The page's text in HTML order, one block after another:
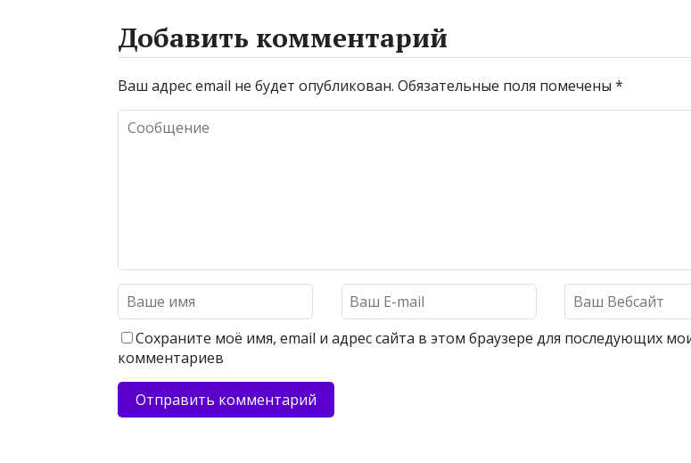
Добавить комментарий
Ваш адрес email не будет опубликован. Обязательные поля помечены *
Сохраните моё имя, email и адрес сайта в этом браузере для последующих
комментариев